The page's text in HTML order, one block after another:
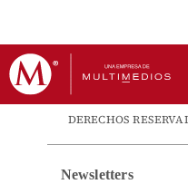
DERECHOS
Newsletters